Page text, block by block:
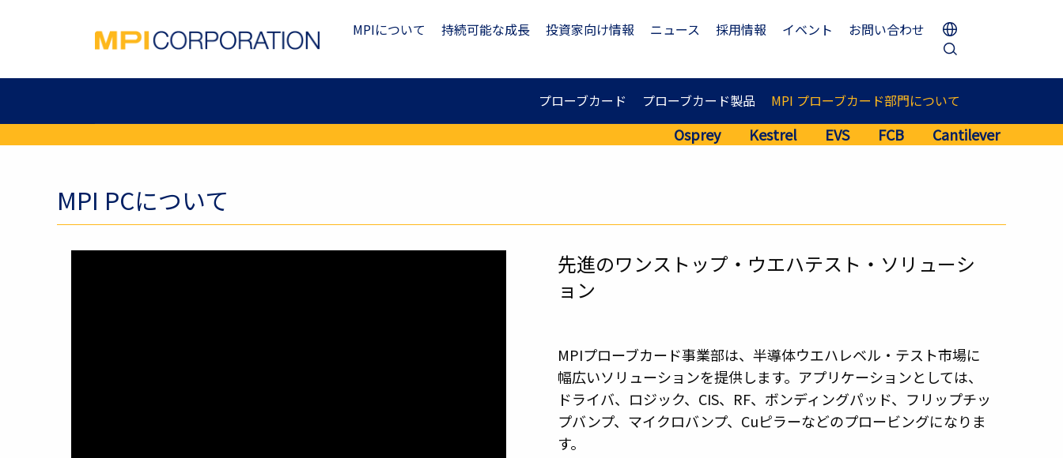
MPIについて 持続可能な成長 投資家向け情報 ニュース 採用情報 イベント お問い合わせ
プローブカード プローブカード製品 MPI プローブカード部門について
Osprey Kestrel EVS FCB Cantilever
MPI PCについて
先進のワンストップ・ウエハテスト・ソリューシ
ョン
MPIプローブカード事業部は、半導体ウエハレベル・テスト市場に
幅広いソリューションを提供します。アプリケーションとしては、
ドライバ、ロジック、CIS、RF、ボンディングパッド、フリップチッ
プバンプ、マイクロバンプ、Cuピラーなどのプロービングになりま
す。